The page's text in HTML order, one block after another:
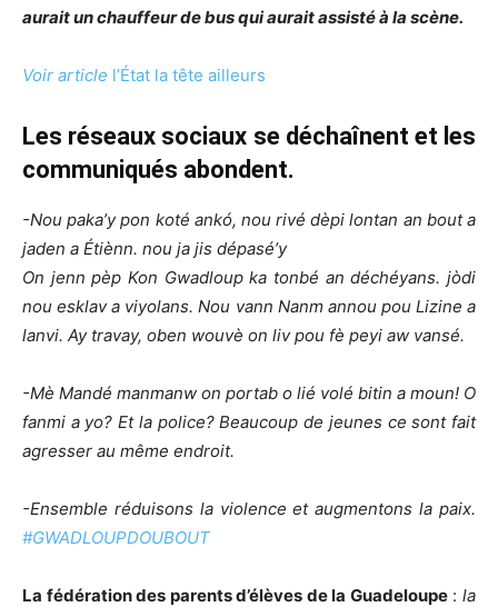
aurait un chauffeur de bus qui aurait assisté à la scène.
Voir article l’État la tête ailleurs
Les réseaux sociaux se déchaînent et les
communiqués abondent.
-Nou paka’y pon koté ankó, nou rivé dèpi lontan an bout a
jaden a Étiènn. nou ja jis dépasé’y
On jenn pèp Kon Gwadloup ka tonbé an déchéyans. jòdi
nou esklav a viyolans. Nou vann Nanm annou pou Lizine a
lanvi. Ay travay, oben wouvè on liv pou fè peyi aw vansé.
-Mè Mandé manmanw on portab o lié volé bitin a moun! O
fanmi a yo? Et la police? Beaucoup de jeunes ce sont fait
agresser au même endroit.
-Ensemble réduisons la violence et augmentons la paix.
#GWADLOUPDOUBOUT
La fédération des parents d’élèves de la Guadeloupe:la